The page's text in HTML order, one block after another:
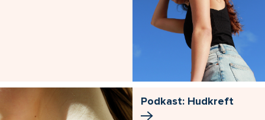
Podkast: Hudkreft